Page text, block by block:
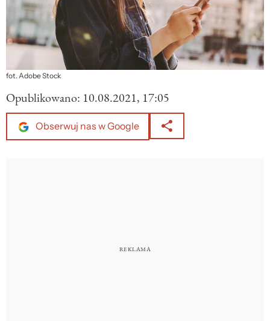
fot. Adobe Stock
Opublikowano: 10.08.2021, 17:05
Obserwuj nas w Google